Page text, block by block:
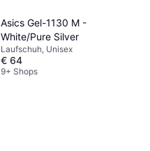
Asics Gel-1130 M -
White/Pure Silver
Laufschuh, Unisex
€ 64
9+ Shops